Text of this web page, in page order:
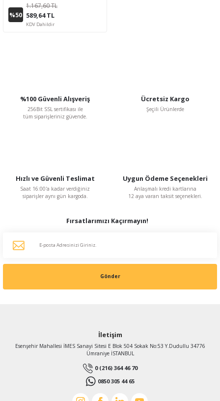
%50
1.167,60 TL
589,64 TL
KDV Dahildir
%100 Güvenli Alışveriş
256Bit SSL sertifikası ile
tüm siparişleriniz güvende.
Ücretsiz Kargo
Şeçili Ürünlerde
Hızlı ve Güvenli Teslimat
Saat 16:00'a kadar verdiğiniz
siparişler aynı gün kargoda.
Uygun Ödeme Seçenekleri
Anlaşmalı kredi kartlarına
12 aya varan taksit seçenekleri.
Fırsatlarımızı Kaçırmayın!
Gönder
İletişim
Esenşehir Mahallesi İMES Sanayi Sitesi E Blok 504 Sokak No:53 Y.Dudullu 34776
Ümraniye İSTANBUL
0 (216) 364 46 70
0850 305 44 65